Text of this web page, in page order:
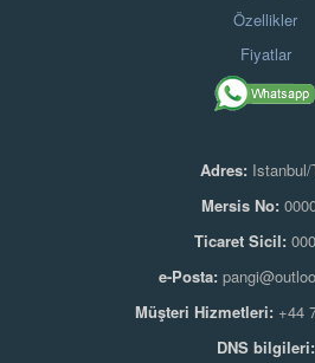
Özellikler
Fiyatlar
Adres:Istanbul/
Mersis No:
Ticaret Sicil:
e-Posta:
Müşteri Hizmetleri:+44
DNS bilgileri: